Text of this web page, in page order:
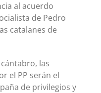
al acuerdo
de Pedro
catalanes de
las
el PP serán el
de privilegios y